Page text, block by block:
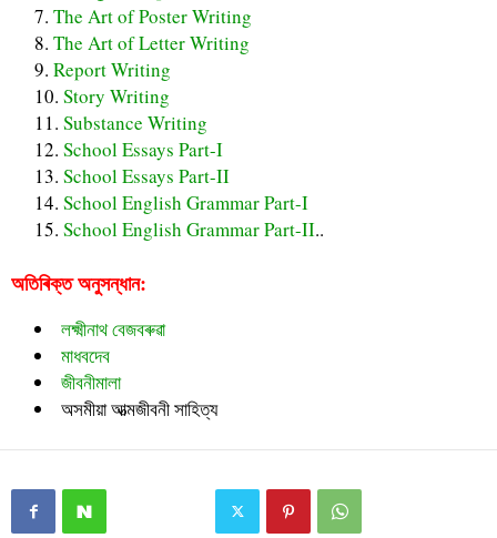
The Art of Poster Writing
The Art of Letter Writing
Report Writing
Story Writing
Substance Writing
School Essays Part-I
School Essays Part-II
School English Grammar Part-I
School English Grammar Part-II..
অতিৰিক্ত অনুসন্ধান:
লক্ষ্মীনাথ বেজবৰুৱা
মাধবদেব
জীবনীমালা
অসমীয়া আত্মজীবনী সাহিত্য